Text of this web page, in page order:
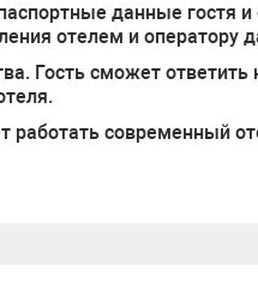
данные
отелем и оператору
Гость сможет
работать современный